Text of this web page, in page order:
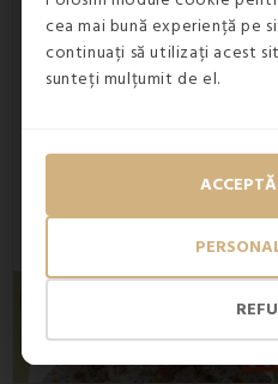
cea mai bună experiență pe
continuați să utilizați acest
sunteți mulțumit de el.